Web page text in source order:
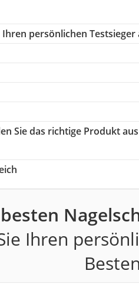
persönlichen Testsieger
Sie das richtige Produkt
Ihren